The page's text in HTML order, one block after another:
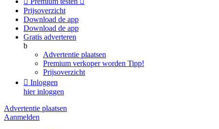
Prijsoverzicht
Download de app
Download de app
Gratis adverteren
b
Advertentie plaatsen
Premium verkoper worden Tipp!
Prijsoverzicht
 Inloggen
hier inloggen
Advertentie plaatsen
Aanmelden